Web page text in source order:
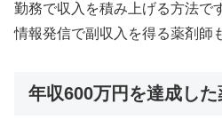
勤務で収入を積み上げる方法で
情報発信で副収入を得る薬剤師
年収600万円を達成し